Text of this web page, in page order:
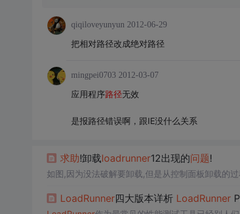
qiqiloveyunyun 2012-06-29
把相对路径改成绝对路径
mingpei0703 2012-03-07
应用程序路径无效
是报路径错误啊，跟IE没什么关系
求助!卸载loadrunner12出现的问题!
如图,因为没法破解要卸载,但是从控制面板卸载的
LoadRunner四大版本详析 LoadRunner